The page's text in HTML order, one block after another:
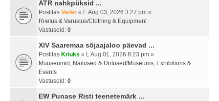
ATR nahkpüksid ...
Postitas Veiler » E Aug 03, 2026 3:27 pm »
Riietus & Varustus/Clothing & Equipment
Vastuseid: 0
XIV Saaremaa sõjaajaloo päevad ...
Postitas Kriuks » L Aug 01, 2026 8:23 pm »
Muuseumid, Näitused & Üritused/Museums, Exhibitions &
Events
Vastuseid: 0
EW Punase Risti teenetemärk ...